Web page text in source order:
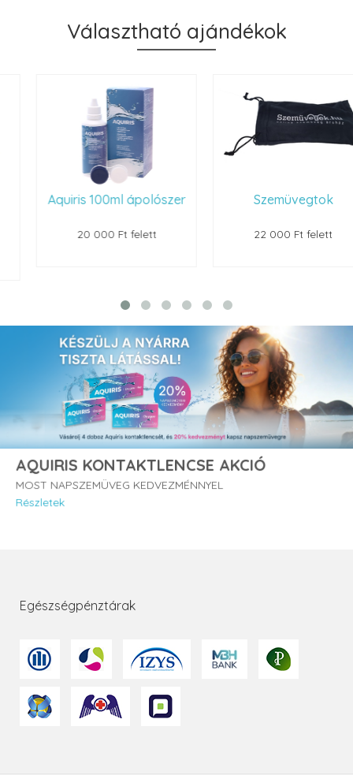
Választható ajándékok
Aquiris 100ml ápolószer
20 000 Ft felett
Szemüvegtok
22 000 Ft felett
AQUIRIS KONTAKTLENCSE AKCIÓ
MOST NAPSZEMÜVEG KEDVEZMÉNNYEL
Részletek
Egészségpénztárak